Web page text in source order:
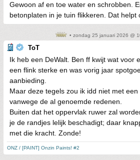
Gewoon af en toe water en schrobben.
betonplaten in je tuin flikkeren. Dat helpt
• zondag 25 januari 2026 @
ToT
Ik heb een DeWalt. Ben ff kwijt wat voor
een flink sterke en was vorig jaar
aanbieding.
Maar deze tegels zou ik idd niet met
vanwege de al genoemde redenen.
Buiten dat het oppervlak ruwer zal
je de randjes lelijk beschadigt; daar
met die kracht. Zonde!
ONZ / [PAINT] Onzin Paints! #2